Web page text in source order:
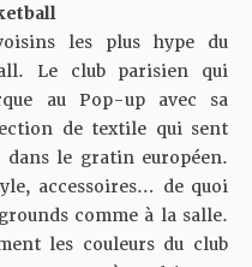
les plus hype du
Le club parisien qui
au Pop-up avec sa
de textile qui sent
le gratin européen.
accessoires… de quoi
comme à la salle.
les couleurs du club